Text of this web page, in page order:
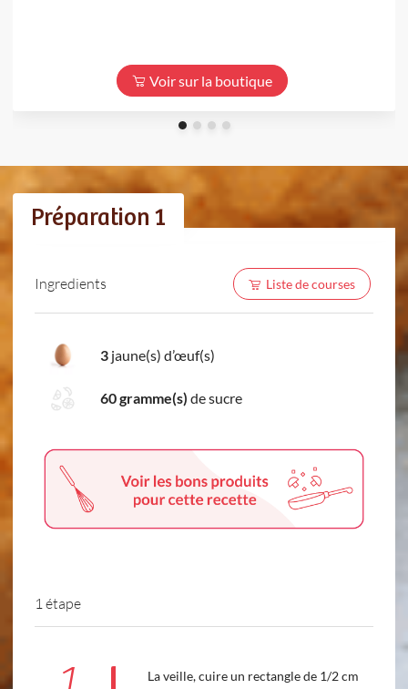
Voir sur la boutique
Préparation 1
Ingredients Liste de courses
3 jaune(s) d’œuf(s)
60 gramme(s) de sucre
1 étape
La veille, cuire un rectangle de 1/2 cm